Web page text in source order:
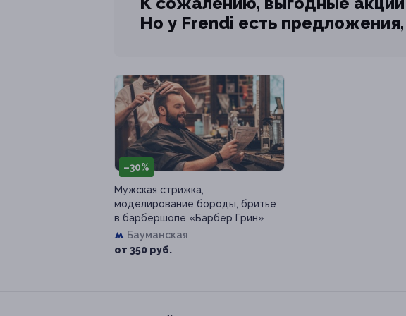
Но у Frendi есть
–30%
Мужская стрижка,
моделирование бороды, бритье
в барбершопе «Барбер Грин»
Бауманская
от 350 руб.